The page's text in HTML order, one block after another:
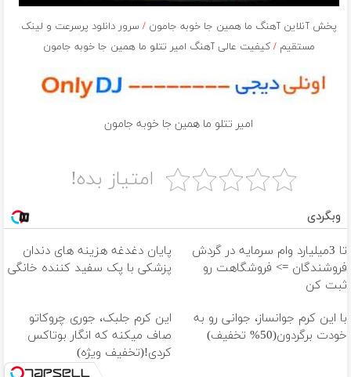
پخش آنلاین آهنگ ما همين جا خوبه جامون/ سرور دانلود پرسرعت و لینک
مستقیم/ کیفیت عالی آهنگ امیر تتلو ما همين جا خوبه جامون
امیر تتلو ما همين جا خوبه جامون
امتیاز بده!
وبگردی
تا 3میلیارد وام سرمایه در گردش
فروشندگان => فروشگاهت رو
ثبت کن
پایان دغدغه هزینه های دندان
پزشکی با پک سفید کننده خانگی
با این کرم جوانساز، جوانی رو به
خودت برگردون(50% تخفیف)
این کرم جلبک، جوری چروکاتو
صاف میکنه که انگار بوتاکس
کردی!(تخفیف ویژه)